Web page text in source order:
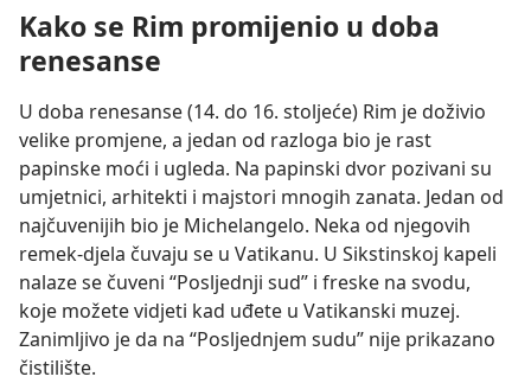
Kako se Rim promijenio u doba
renesanse
U doba renesanse (14. do 16. stoljeće) Rim je doživio
velike promjene, a jedan od razloga bio je rast
papinske moći i ugleda. Na papinski dvor pozivani su
umjetnici, arhitekti i majstori mnogih zanata. Jedan od
najčuvenijih bio je Michelangelo. Neka od njegovih
remek-djela čuvaju se u Vatikanu. U Sikstinskoj kapeli
nalaze se čuveni “Posljednji sud” i freske na svodu,
koje možete vidjeti kad uđete u Vatikanski muzej.
Zanimljivo je da na “Posljednjem sudu” nije prikazano
čistilište.